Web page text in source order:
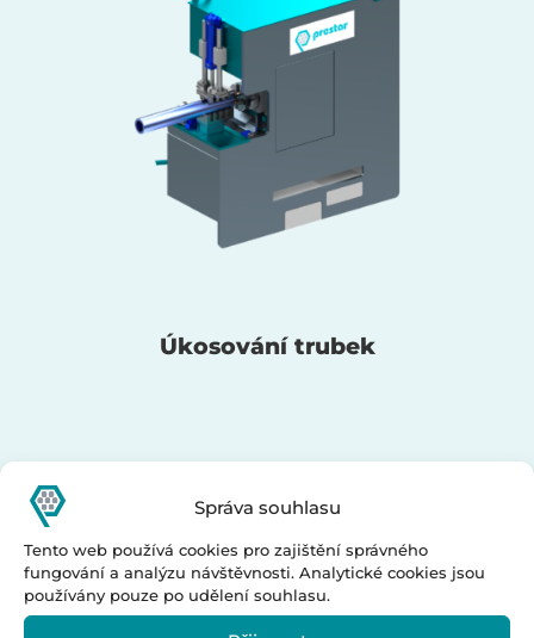
Správa souhlasu
Tento web používá cookies pro zajištění správného
fungování a analýzu návštěvnosti. Analytické cookies jsou
používány pouze po udělení souhlasu.
Úkosování trubek